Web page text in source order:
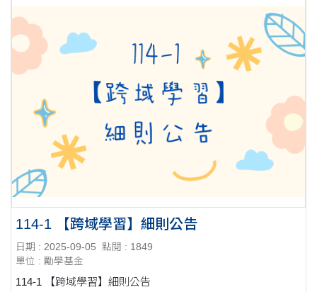
114-1 【跨域學習】細則公告
日期 : 2025-09-05
點閱 : 1849
單位 : 勵學基金
114-1 【跨域學習】細則公告